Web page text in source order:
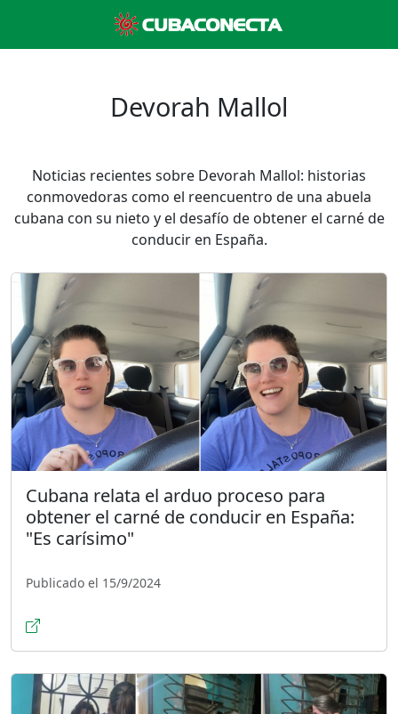
Devorah Mallol
Noticias recientes sobre Devorah Mallol: historias
conmovedoras como el reencuentro de una abuela
cubana con su nieto y el desafío de obtener el carné de
conducir en España.
Cubana relata el arduo proceso para
obtener el carné de conducir en España:
"Es carísimo"
Publicado el 15/9/2024